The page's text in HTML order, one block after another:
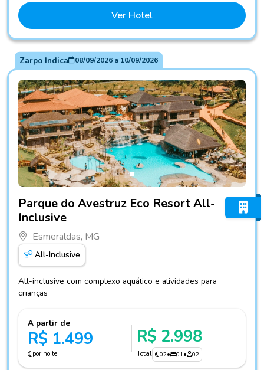
Ver Hotel
Zarpo Indica 08/09/2026a 10/09/2026
Fotos do hotel Parque do Avestruz Eco Resort All-Inclusive
Parque do Avestruz Eco Resort All-
Inclusive
Esmeraldas, MG
All-Inclusive
All-inclusive com complexo aquático e atividades para
crianças
A partir de
R$ 1.499
por noite
R$ 2.998
Total 02• 01• 02